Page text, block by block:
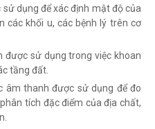
dụng để xác định mật độ của
các khối u, các bệnh lý trên cơ
được sử dụng trong việc khoan
tầng đất.
âm thanh được sử dụng để đo
tích đặc điểm của địa chất,